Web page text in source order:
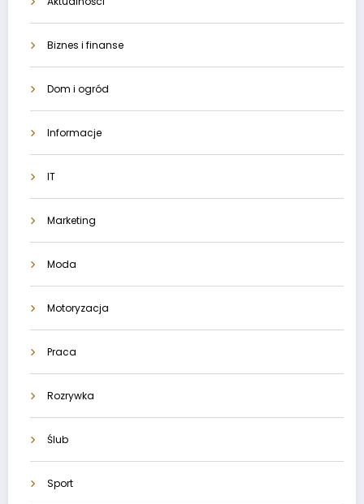
Biznes i finanse
Dom i ogród
Informacje
IT
Marketing
Moda
Motoryzacja
Praca
Rozrywka
Ślub
Sport